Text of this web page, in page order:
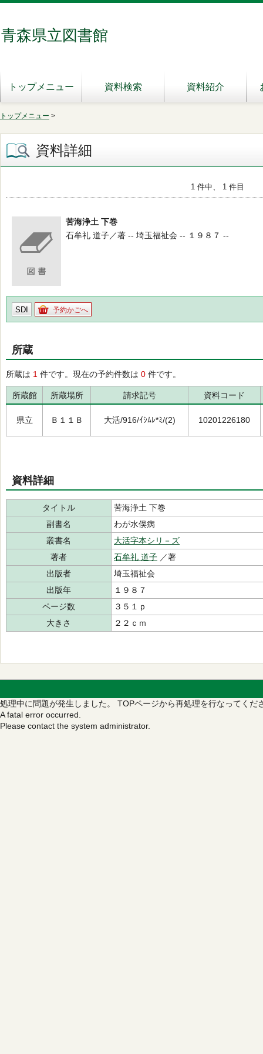
青森県立図書館
トップメニュー 資料検索 資料紹介
トップメニュー >
資料詳細
1 件中、 1 件目
苦海浄土 下巻
石牟礼 道子／著 -- 埼玉福祉会 -- １９８７ --
SDI 予約かごへ
所蔵
所蔵は 1 件です。現在の予約件数は 0 件です。
所蔵館 所蔵場所 請求記号 資料コード
県立 Ｂ１１Ｂ 大活/916/ｲｼﾑﾚ*ﾐ/(2) 10201226180
資料詳細
タイトル
苦海浄土 下巻
副書名
わが水俣病
叢書名
大活字本シリ－ズ
著者
石牟礼 道子 ／著
出版者
埼玉福祉会
出版年
１９８７
ページ数
３５１ｐ
大きさ
２２ｃｍ
処理中に問題が発生しました。 TOPページから再処理を行なってくだ
A fatal error occurred.
Please contact the system administrator.